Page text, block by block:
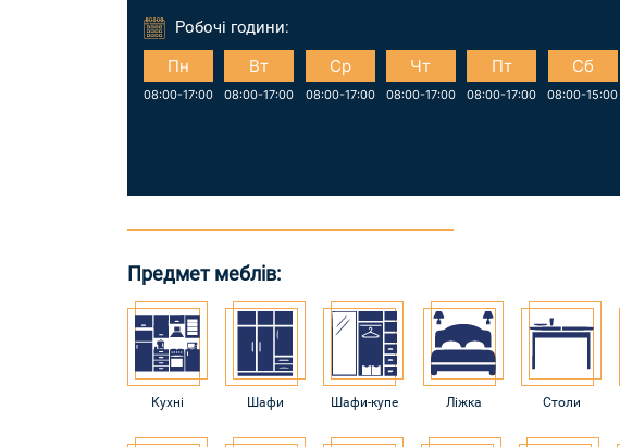
Робочі години:
Пн
08:00-17:00
Вт
08:00-17:00
Ср
08:00-17:00
Чт
08:00-17:00
Пт
08:00-17:00
Сб
08:00-15:00
Предмет меблів:
Кухні Шафи Шафи-купе Ліжка Столи